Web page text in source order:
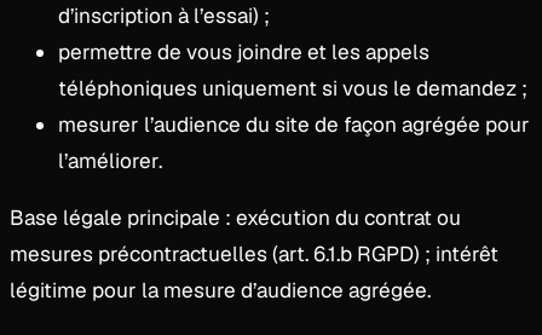
d’inscription à l’essai) ;
permettre de vous joindre et les appels
téléphoniques uniquement si vous le demandez ;
mesurer l’audience du site de façon agrégée pour
l’améliorer.
Base légale principale : exécution du contrat ou
mesures précontractuelles (art. 6.1.b RGPD) ; intérêt
légitime pour la mesure d’audience agrégée.